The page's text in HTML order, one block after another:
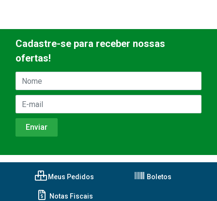
Cadastre-se para receber nossas
ofertas!
Meus Pedidos Boletos
Notas Fiscais